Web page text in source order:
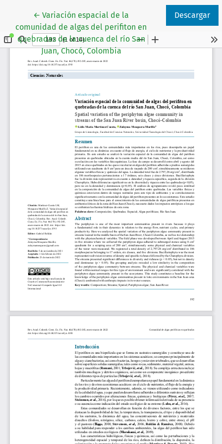
←Volver a los detalles del artículo
Variación espacial de la
comunidad de algas del perifiton en
quebradas de la cuenca del río San
Juan, Chocó, Colombia
Descargar